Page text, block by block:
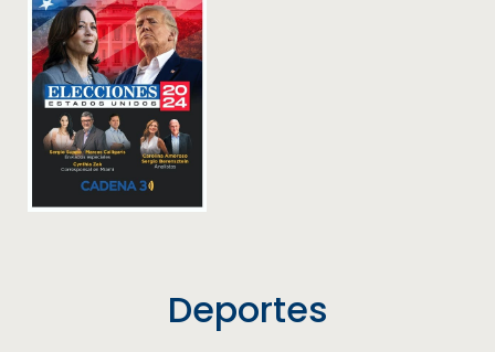
Deportes